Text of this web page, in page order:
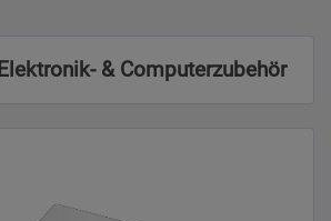
Elektronik- & Computerzubehör